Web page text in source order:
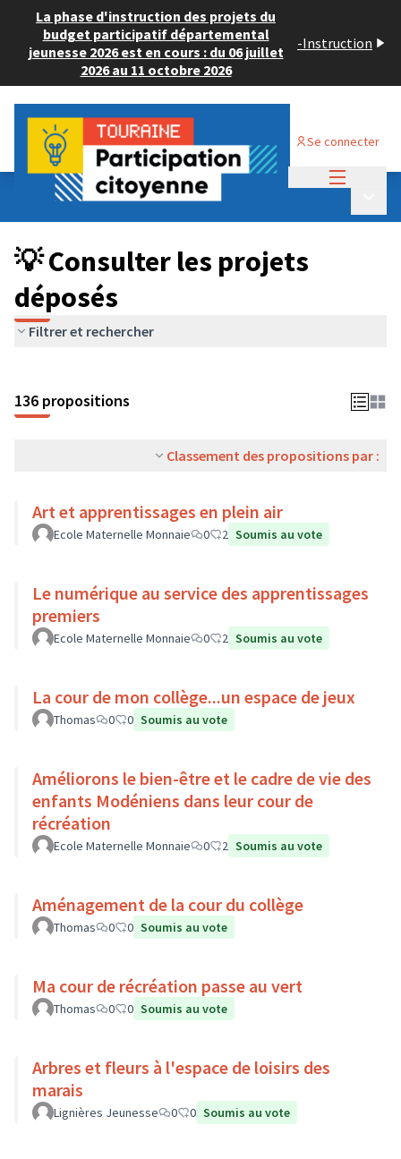
La phase d'instruction des projets du
budget participatif départemental
jeunesse 2026 est en cours : du 06 juillet
2026 au 11 octobre 2026
-Instruction
Se connecter
Budget Participatif JEUNESSE 2024
💡 Consulter les projets déposés
💡 Consulter les projets
déposés
Filtrer et rechercher
136 propositions
Classement des propositions par :
Art et apprentissages en plein air
Ecole Maternelle Monnaie 0 2 Soumis au vote
Le numérique au service des apprentissages
premiers
Ecole Maternelle Monnaie 0 2 Soumis au vote
La cour de mon collège...un espace de jeux
Thomas 0 0 Soumis au vote
Améliorons le bien-être et le cadre de vie des
enfants Modéniens dans leur cour de
récréation
Ecole Maternelle Monnaie 0 2 Soumis au vote
Aménagement de la cour du collège
Thomas 0 0 Soumis au vote
Ma cour de récréation passe au vert
Thomas 0 0 Soumis au vote
Arbres et fleurs à l'espace de loisirs des
marais
Lignières Jeunesse 0 0 Soumis au vote